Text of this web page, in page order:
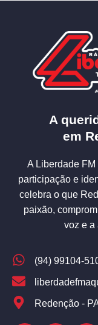
A
em
A Liberdade
participação e
celebra o que
paixão,
voz e a
(94) 99104-
Redenção -